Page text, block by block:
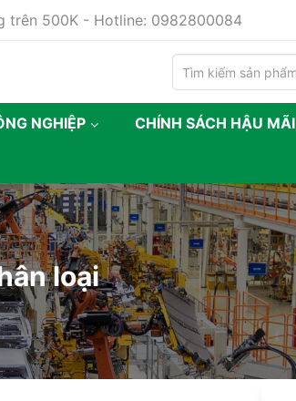
trên 500K - Hotline: 0982800084
NGHIỆP CHÍNH SÁCH HẬU MÃI
loại